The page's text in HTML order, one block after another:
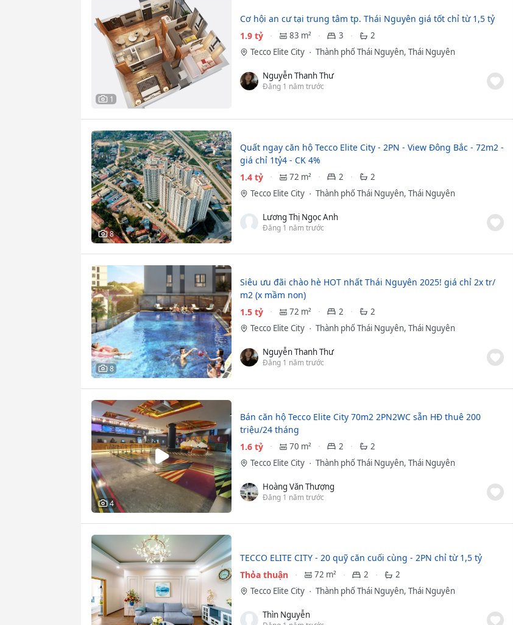
1
Cơ hội an cư tại trung tâm tp. Thái Nguyên giá tốt chỉ từ 1,5 tỷ
1.9 tỷ
83 m² 3
2
Tecco Elite City
Thành phố Thái Nguyên, Thái Nguyên
Nguyễn Thanh Thư
Đăng 1 năm trước
8
Quất ngay căn hộ Tecco Elite City - 2PN - View Đông Bắc - 72m2 -
giá chỉ 1tỷ4 - CK 4%
1.4 tỷ
72 m² 2
2
Tecco Elite City
Thành phố Thái Nguyên, Thái Nguyên
Lương Thị Ngọc Anh
Đăng 1 năm trước
8
Siêu ưu đãi chào hè HOT nhất Thái Nguyên 2025! giá chỉ 2x tr/
m2 (x mầm non)
1.5 tỷ
72 m² 2
2
Tecco Elite City
Thành phố Thái Nguyên, Thái Nguyên
Nguyễn Thanh Thư
Đăng 1 năm trước
4
Bán căn hộ Tecco Elite City 70m2 2PN2WC sẵn HĐ thuê 200
triệu/24 tháng
1.6 tỷ
70 m² 2
2
Tecco Elite City
Thành phố Thái Nguyên, Thái Nguyên
Hoàng Văn Thượng
Đăng 1 năm trước
TECCO ELITE CITY - 20 quỹ căn cuối cùng - 2PN chỉ từ 1,5 tỷ
Thỏa thuận
72 m² 2
2
Tecco Elite City
Thành phố Thái Nguyên, Thái Nguyên
Thìn Nguyễn